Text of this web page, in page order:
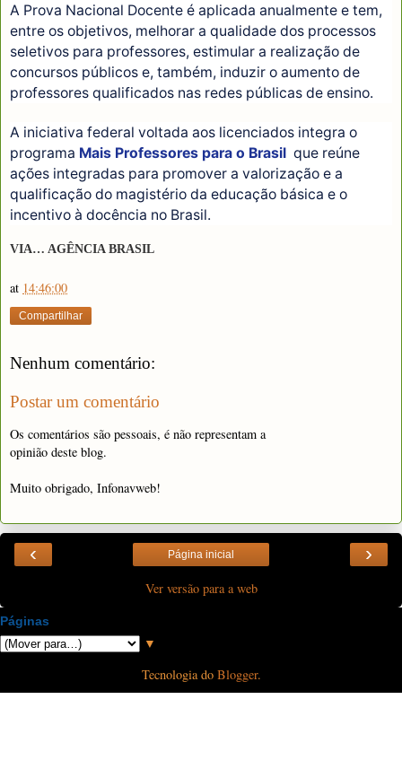
A Prova Nacional Docente é aplicada anualmente e tem,
entre os objetivos, melhorar a qualidade dos processos
seletivos para professores, estimular a realização de
concursos públicos e, também, induzir o aumento de
professores qualificados nas redes públicas de ensino.
A iniciativa federal voltada aos licenciados integra o
programa Mais Professores para o Brasil que reúne
ações integradas para promover a valorização e a
qualificação do magistério da educação básica e o
incentivo à docência no Brasil.
VIA… AGÊNCIA BRASIL
at 14:46:00
Compartilhar
Nenhum comentário:
Postar um comentário
Os comentários são pessoais, é não representam a
opinião deste blog.
Muito obrigado, Infonavweb!
‹ ›
Página inicial
Ver versão para a web
Páginas
▼
Tecnologia do Blogger.